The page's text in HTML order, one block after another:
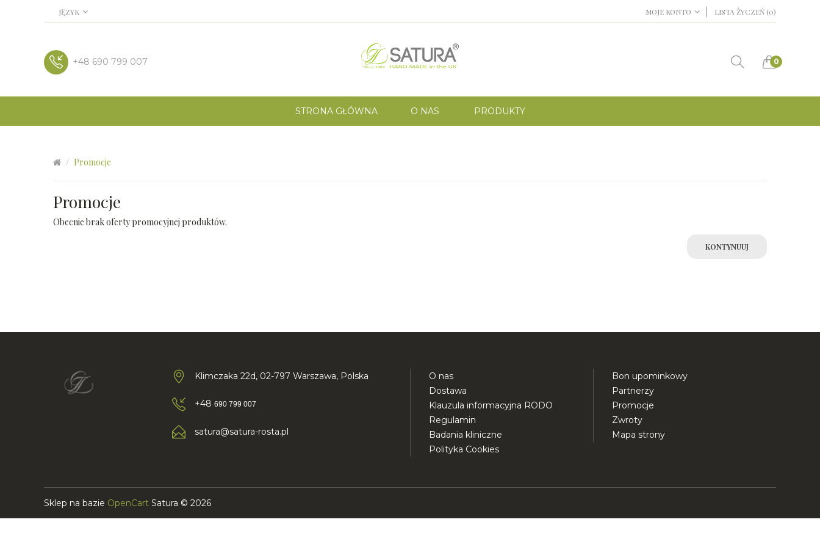
JĘZYK MOJE KONTO LISTA ŻYCZEŃ (0)
+48 690 799 007 0
STRONA GŁÓWNA O NAS PRODUKTY
Promocje
Promocje
Obecnie brak oferty promocyjnej produktów.
KONTYNUUJ
Klimczaka 22d, 02-797 Warszawa, Polska
+48 690 799 007
satura@satura-rosta.pl
O nas
Dostawa
Klauzula informacyjna RODO
Regulamin
Badania kliniczne
Polityka Cookies
Bon upominkowy
Partnerzy
Promocje
Zwroty
Mapa strony
Sklep na bazie OpenCart Satura © 2026